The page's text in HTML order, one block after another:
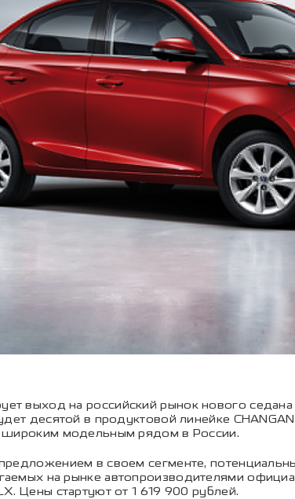
выход на российский рынок нового
десятой в продуктовой линейке
широким модельным рядом в России.
в своем сегменте,
на рынке автопроизводителями
Цены стартуют от 1 619 900 рублей.